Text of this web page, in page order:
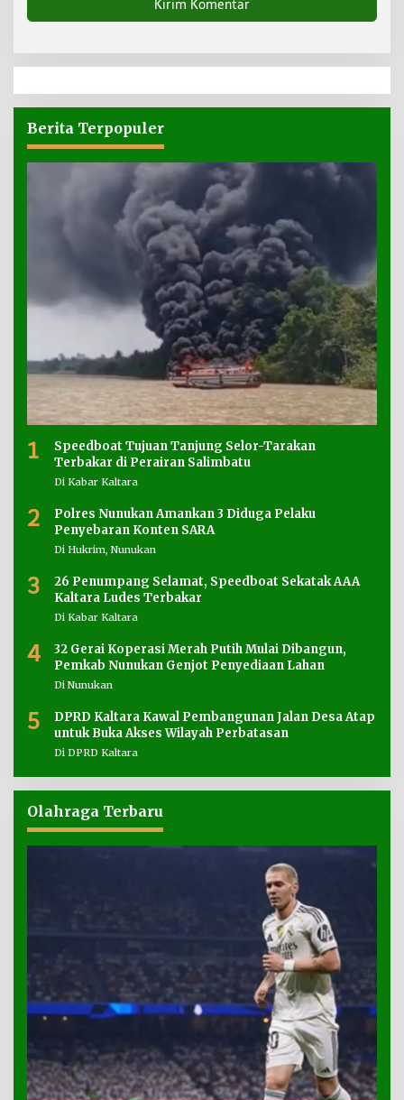
Berita Terpopuler
1
Speedboat Tujuan Tanjung Selor-Tarakan
Terbakar di Perairan Salimbatu
Di Kabar Kaltara
2
Polres Nunukan Amankan 3 Diduga Pelaku
Penyebaran Konten SARA
Di Hukrim, Nunukan
3
26 Penumpang Selamat, Speedboat Sekatak AAA
Kaltara Ludes Terbakar
Di Kabar Kaltara
4
32 Gerai Koperasi Merah Putih Mulai Dibangun,
Pemkab Nunukan Genjot Penyediaan Lahan
Di Nunukan
5
DPRD Kaltara Kawal Pembangunan Jalan Desa Atap
untuk Buka Akses Wilayah Perbatasan
Di DPRD Kaltara
Olahraga Terbaru